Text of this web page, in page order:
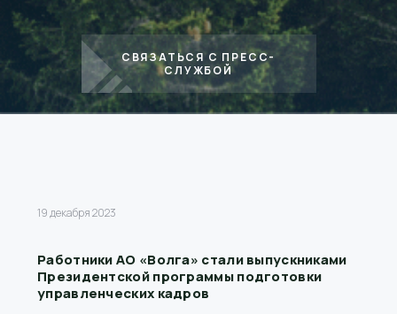
СВЯЗАТЬСЯ С ПРЕСС-
СЛУЖБОЙ
19 декабря 2023
Работники АО «Волга» стали выпускниками
Президентской программы подготовки
управленческих кадров